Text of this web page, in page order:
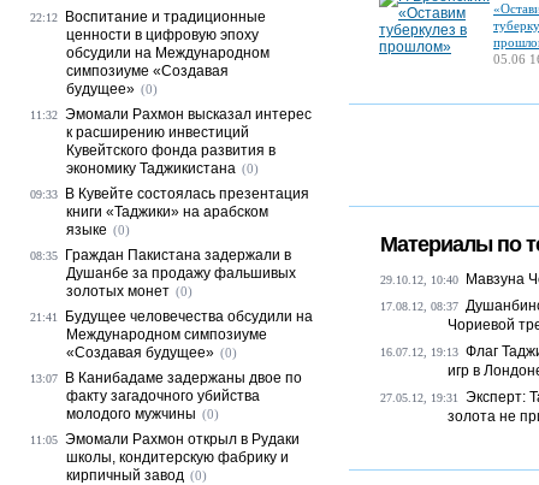
05.06
Материалы по
29.10.12, 10:40 Мавзуна
17.08.12, 08:37
Чориевой
16.07.12, 19:13 Флаг
игр в
27.05.12, 19:31
Эксперт:
золота не
22:12
Воспитание и традиционные
ценности в цифровую эпоху
обсудили на Международном
симпозиуме «Создавая
будущее» (0)
11:32 Эмомали Рахмон высказал интерес
к расширению инвестиций
Кувейтского фонда развития в
экономику Таджикистана (0)
09:33
В Кувейте состоялась презентация
книги «Таджики» на арабском
языке (0)
08:35
Граждан Пакистана задержали в
Душанбе за продажу фальшивых
золотых монет (0)
21:41
Будущее человечества обсудили на
Международном симпозиуме
«Создавая будущее» (0)
13:07
В Канибадаме задержаны двое по
факту загадочного убийства
молодого мужчины (0)
11:05 Эмомали Рахмон открыл в Рудаки
школы, кондитерскую фабрику и
кирпичный завод (0)